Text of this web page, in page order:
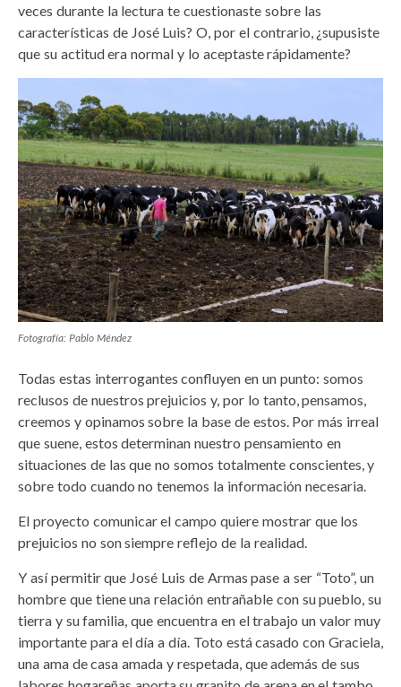
veces durante la lectura te cuestionaste sobre las
características de José Luis? O, por el contrario, ¿supusiste
que su actitud era normal y lo aceptaste rápidamente?
Fotografía: Pablo Méndez
Todas estas interrogantes confluyen en un punto: somos
reclusos de nuestros prejuicios y, por lo tanto, pensamos,
creemos y opinamos sobre la base de estos. Por más irreal
que suene, estos determinan nuestro pensamiento en
situaciones de las que no somos totalmente conscientes, y
sobre todo cuando no tenemos la información necesaria.
El proyecto comunicar el campo quiere mostrar que los
prejuicios no son siempre reflejo de la realidad.
Y así permitir que José Luis de Armas pase a ser “Toto”, un
hombre que tiene una relación entrañable con su pueblo, su
tierra y su familia, que encuentra en el trabajo un valor muy
importante para el día a día. Toto está casado con Graciela,
una ama de casa amada y respetada, que además de sus